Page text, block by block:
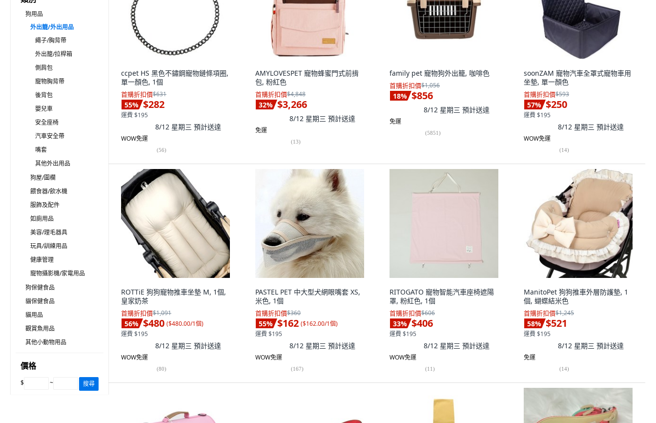
狗用品
外出籠/外出用品
繩子/胸背帶
外出籠/拉桿箱
側肩包
寵物胸背帶
後背包
嬰兒車
安全座椅
汽車安全帶
嘴套
其他外出用品
狗屋/圍欄
餵食器/飲水機
服飾及配件
如廁用品
美容/理毛器具
玩具/訓練用品
健康管理
寵物攝影機/家電用品
狗保健食品
貓保健食品
貓用品
觀賞魚用品
其他小動物用品
價格
$ ~ 搜尋
ccpet HS 黑色不鏽鋼寵物鏈條項圈,
單一顏色, 1個
首購折扣價$631
55% $282
運費 $195
8/12 星期三 預計送達
WOW免運
(56)
AMYLOVESPET 寵物蜂蜜門式前揹
包, 粉紅色
首購折扣價$4,848
32% $3,266
8/12 星期三 預計送達
免運
(13)
family pet 寵物狗外出籠, 咖啡色
首購折扣價$1,056
18% $856
8/12 星期三 預計送達
免運
(5851)
soonZAM 寵物汽車全罩式寵物車用
坐墊, 單一顏色
首購折扣價$593
57% $250
運費 $195
8/12 星期三 預計送達
WOW免運
(14)
ROTTiE 狗狗寵物推車坐墊 M, 1個,
皇家奶茶
首購折扣價$1,091
56% $480 ($480.00/1個)
運費 $195
8/12 星期三 預計送達
WOW免運
(80)
PASTEL PET 中大型犬網眼嘴套 XS,
米色, 1個
首購折扣價$360
55% $162 ($162.00/1個)
運費 $195
8/12 星期三 預計送達
WOW免運
(167)
RITOGATO 寵物智能汽車座椅遮陽
罩, 粉紅色, 1個
首購折扣價$606
33% $406
運費 $195
8/12 星期三 預計送達
WOW免運
(11)
ManitoPet 狗狗推車外層防護墊, 1
個, 蝴蝶結米色
首購折扣價$1,245
58% $521
運費 $195
8/12 星期三 預計送達
免運
(14)